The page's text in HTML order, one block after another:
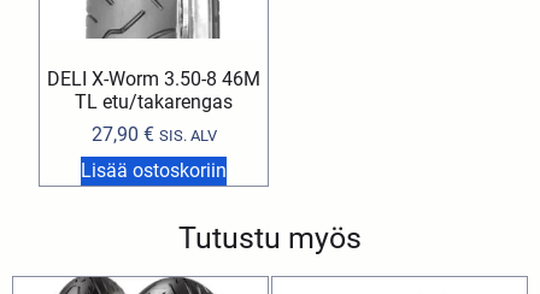
DELI X-Worm 3.50-8 46M
TL etu/takarengas
27,90 € SIS. ALV
Lisää ostoskoriin
Tutustu myös